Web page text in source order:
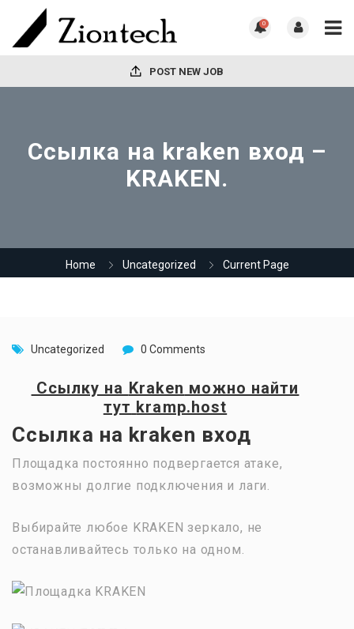
0
POST NEW JOB
Ссылка на kraken вход –
KRAKEN.
Home Uncategorized Current Page
Uncategorized 0 Comments
Ссылку на Kraken можно найти
тут kramp.host
Ссылка на kraken вход
Площадка постоянно подвергается атаке,
возможны долгие подключения и лаги.
Выбирайте любое KRAKEN зеркало, не
останавливайтесь только на одном.